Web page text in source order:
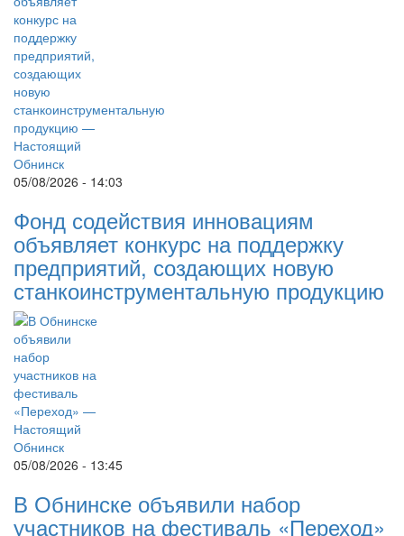
05/08/2026 - 14:03
Фонд содействия инновациям
объявляет конкурс на поддержку
предприятий, создающих новую
станкоинструментальную продукцию
05/08/2026 - 13:45
В Обнинске объявили набор
участников на фестиваль «Переход»